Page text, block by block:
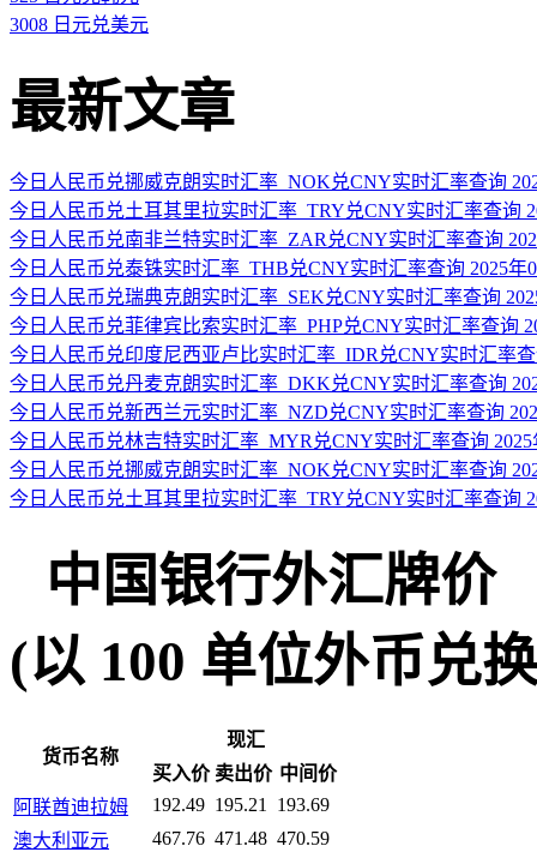
3008 日元兑美元
最新文章
今日人民币兑挪威克朗实时汇率_NOK兑CNY实时汇率查询
今日人民币兑土耳其里拉实时汇率_TRY兑CNY实时汇率查询
今日人民币兑南非兰特实时汇率_ZAR兑CNY实时汇率查询
今日人民币兑泰铢实时汇率_THB兑CNY实时汇率查询 2025年
今日人民币兑瑞典克朗实时汇率_SEK兑CNY实时汇率查询
今日人民币兑菲律宾比索实时汇率_PHP兑CNY实时汇率查询
今日人民币兑印度尼西亚卢比实时汇率_IDR兑CNY实时汇率查
今日人民币兑丹麦克朗实时汇率_DKK兑CNY实时汇率查询
今日人民币兑新西兰元实时汇率_NZD兑CNY实时汇率查询
今日人民币兑林吉特实时汇率_MYR兑CNY实时汇率查询 2025
今日人民币兑挪威克朗实时汇率_NOK兑CNY实时汇率查询
今日人民币兑土耳其里拉实时汇率_TRY兑CNY实时汇率查询
中国银行外汇牌价
(以 100 单位外币兑
货币名称
现汇
买入价 卖出价 中间价
阿联酋迪拉姆
192.49 195.21
193.69
澳大利亚元
467.76 471.48 470.59